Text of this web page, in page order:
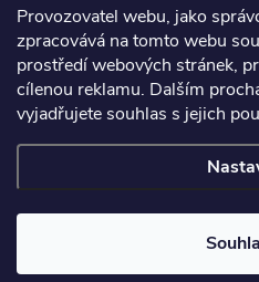
Provozovatel webu, jako
zpracovává na tomto webu
prostředí webových stránek,
cílenou reklamu. Dalším
vyjadřujete souhlas s jejich
nastavení